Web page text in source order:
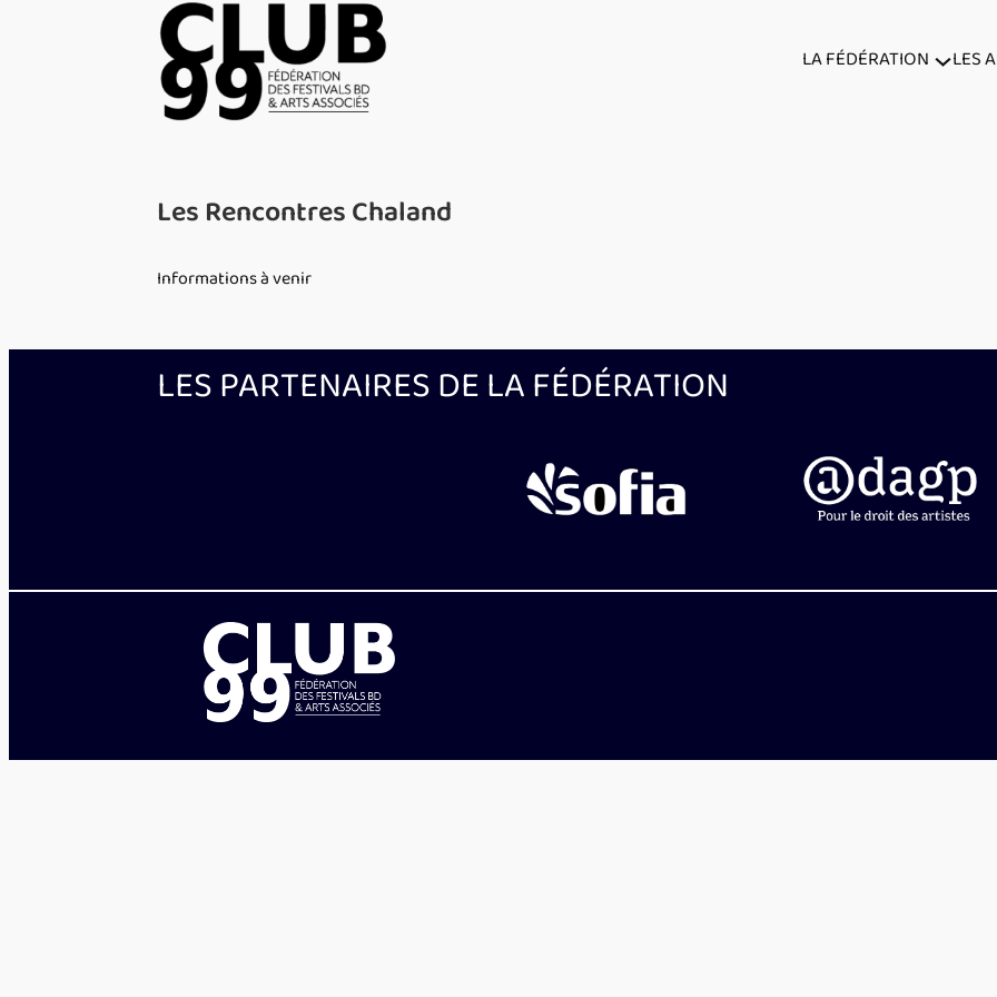
LA FÉDÉRATION LES
Accueil >Les Adhérents> Les Rencontres Chaland
Les Rencontres Chaland
Informations à venir
LES PARTENAIRES DE LA FÉDÉRATION